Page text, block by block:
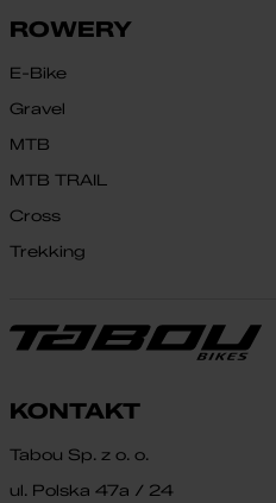
ROWERY
E-Bike
Gravel
MTB
MTB TRAIL
Cross
Trekking
KONTAKT
Tabou Sp. z o. o.
ul. Polska 47a / 24